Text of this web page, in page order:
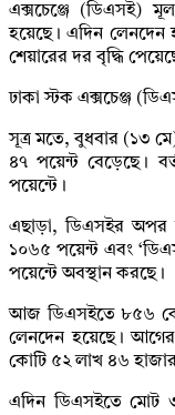
এক্সচেঞ্জে (ডিএসই)
হয়েছে। এদিন লেনদেন
শেয়ারের দর বৃদ্ধি
ঢাকা স্টক এক্সচেঞ্জ
সূত্র মতে, বুধবার (১৩
৪৭ পয়েন্ট বেড়েছে।
পয়েন্টে।
এছাড়া, ডিএসইর অপর
১০৬৫ পয়েন্ট এবং
পয়েন্টে অবস্থান করছে।
আজ ডিএসইতে ৮৫৬
লেনদেন হয়েছে। আগের
কোটি ৫২ লাখ ৪৬
এদিন ডিএসইতে মোট